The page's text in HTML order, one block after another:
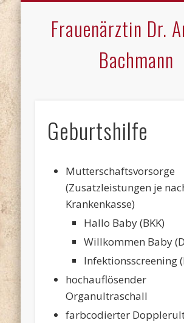
Frauenärztin Dr.
Bachmann
Geburtshilfe
Mutterschaftsvorsorge
(Zusatzleistungen je
Krankenkasse)
Hallo Baby (BKK)
Willkommen Baby
Infektionsscreening
hochauflösender
Organultraschall
farbcodierter